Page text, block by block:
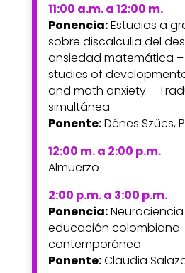
11:00 a.m. a 12:00 m.
Ponencia:Estudios a
sobre discalculia del
ansiedad matemática –
studies of
and math anxiety –
simultánea
Ponente:Dénes Szűcs,
12:00 m. a 2:00 p.m.
Almuerzo
2:00 p.m. a 3:00 p.m.
Ponencia:Neurociencia
educación colombiana
contemporánea
Ponente:Claudia